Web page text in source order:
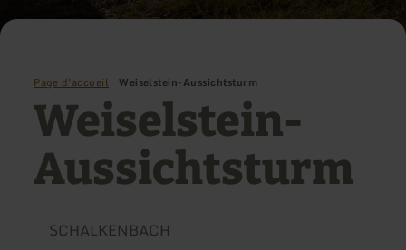
Page d'accueil Weiselstein-Aussichtsturm
Weiselstein-
Aussichtsturm
SCHALKENBACH